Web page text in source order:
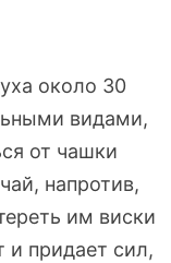
около 30
видами,
от чашки
напротив,
им виски
и придает сил,